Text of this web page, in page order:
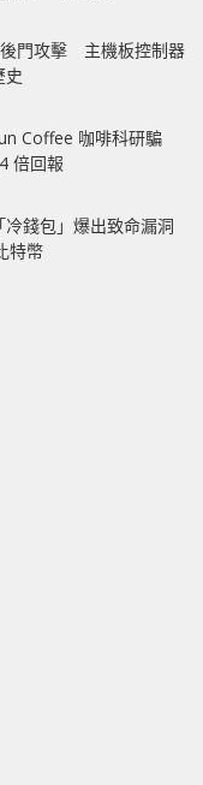
門攻擊 主機板控制器
史
Coffee 咖啡科研騙
倍回報
冷錢包」爆出致命漏洞
特幣